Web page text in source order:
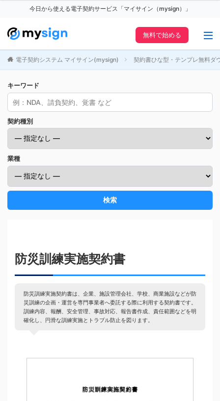
今日から使える電子契約サービス「マイサイン（mysign）」
無料で始める
電子契約システム マイサイン(mysign) 契約書ひな型・テンプレ無料ダ
キーワード
契約種別
業種
検索
防災訓練実施契約書
防災訓練実施契約書は、企業、施設管理会社、学校、商業施設などが防
災訓練の企画・運営を専門事業者へ委託する際に利用する契約書です。
訓練内容、報酬、安全管理、事故対応、報告書作成、責任範囲などを明
確化し、円滑な訓練実施とトラブル防止を図ります。